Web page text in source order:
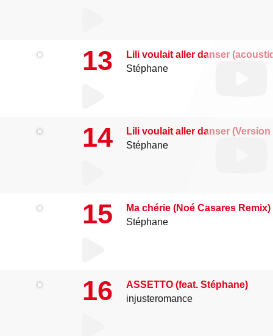
13
Lili voulait aller danser
Stéphane
14
Lili voulait aller danser
Stéphane
15
Ma chérie (Noé Casares Remix)
Stéphane
16
ASSETTO (feat. Stéphane)
injusteromance